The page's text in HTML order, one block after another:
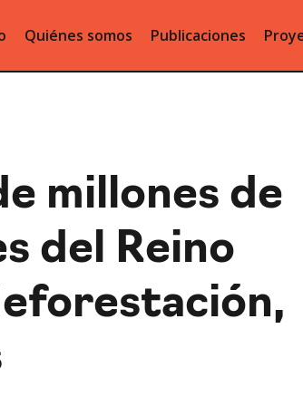
Quiénes somos Publicaciones
millones de
del Reino